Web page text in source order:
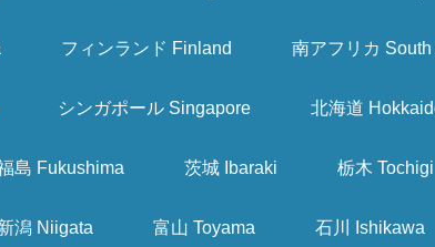
フィンランド Finland 南アフリカ South
シンガポール Singapore 北海道
島 Fukushima 茨城 Ibaraki 栃木 Tochigi
潟 Niigata 富山 Toyama 石川 Ishikawa